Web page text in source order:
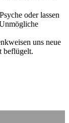
oder lassen
uns neue
beflügelt.